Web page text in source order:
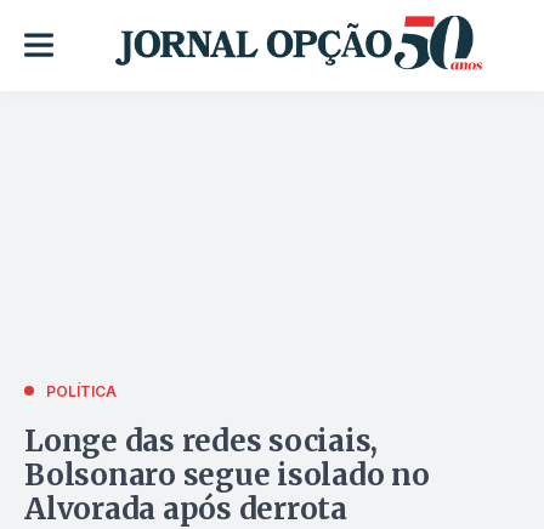
POLÍTICA
Longe das redes sociais,
Bolsonaro segue isolado no
Alvorada após derrota